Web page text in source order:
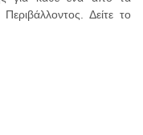
Δείτε το